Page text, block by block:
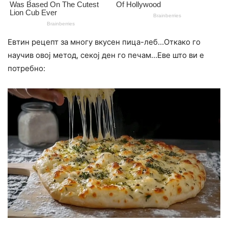
Евтин рецепт за многу вкусен пица-леб…Откако го
научив овој метод, секој ден го печам…Еве што ви е
потребно: